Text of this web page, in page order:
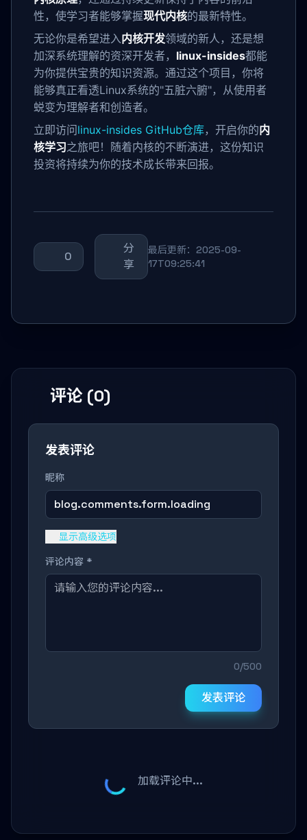
性，使学习者能够掌握现代内核的最新特性。
无论你是希望进入内核开发领域的新人，还是想
加深系统理解的资深开发者， linux-insides都能
为你提供宝贵的知识资源。通过这个项目，你将
能够真正看透Linux系统的"五脏六腑"，从使用者
蜕变为理解者和创造者。
立即访问linux-insides GitHub仓库，开启你的内
核学习之旅吧！随着内核的不断演进，这份知识
投资将持续为你的技术成长带来回报。
0
分
享
最后更新：2025-09-
17T09:25:41
评论 (0)
发表评论
昵称
blog.comments.form.loading
显示高级选项
评论内容 *
0/500
发表评论
加载评论中...